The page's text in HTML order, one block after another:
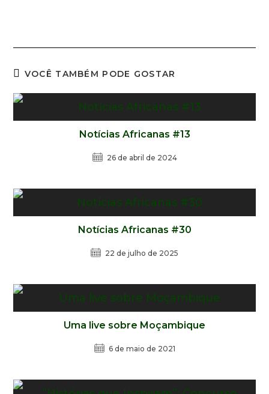
VOCÊ TAMBÉM PODE GOSTAR
Notícias Africanas #13
26 de abril de 2024
Notícias Africanas #30
22 de julho de 2025
Uma live sobre Moçambique
6 de maio de 2021